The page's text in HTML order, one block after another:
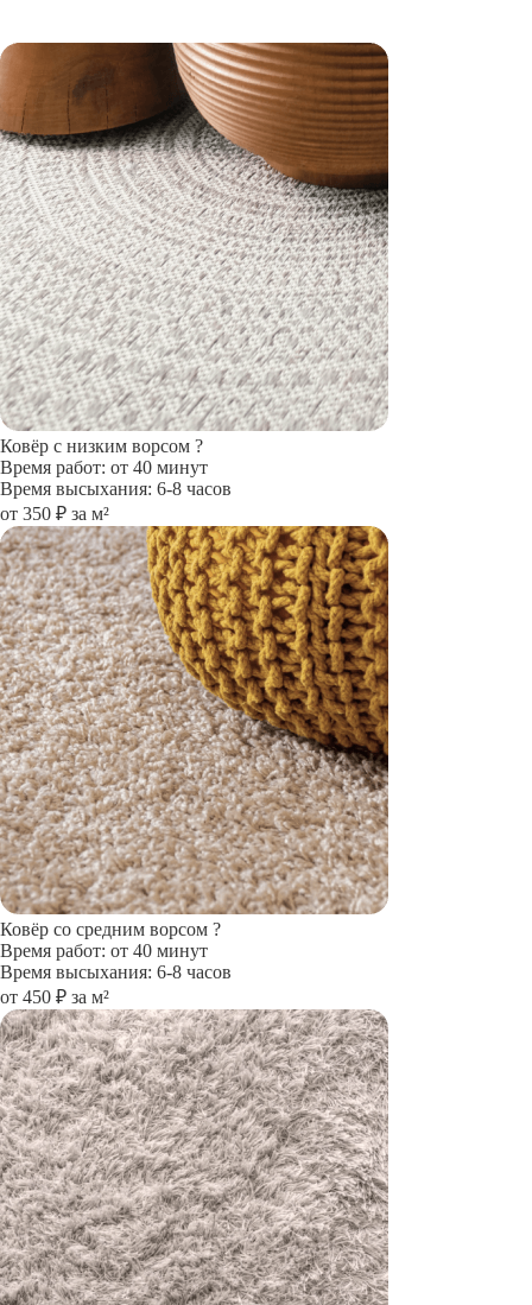
Ковёр с низким ворсом ?
Время работ: от 40 минут
Время высыхания: 6-8 часов
от 350 ₽ за м²
Ковёр со средним ворсом ?
Время работ: от 40 минут
Время высыхания: 6-8 часов
от 450 ₽ за м²